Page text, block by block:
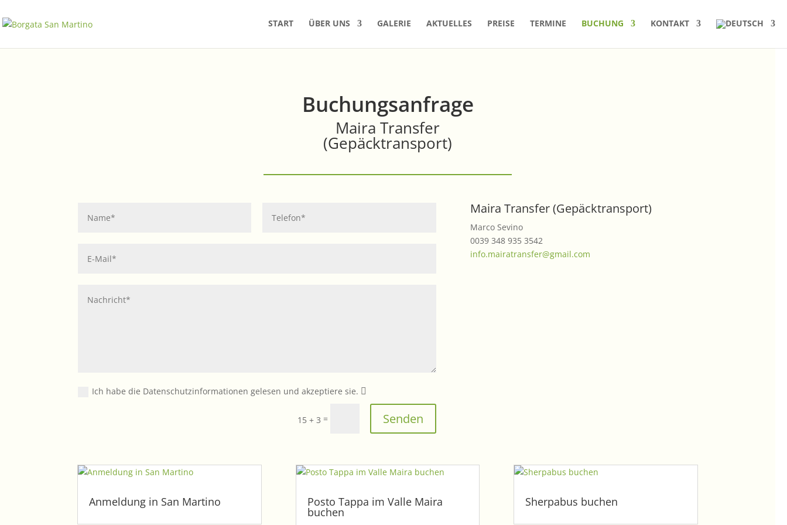
START ÜBER UNS GALERIE AKTUELLES PREISE TERMINE BUCHUNG KONTAKT
Buchungsanfrage
Maira Transfer
(Gepäcktransport)
Ich habe die Datenschutzinformationen gelesen und akzeptiere sie.
15 + 3 = Senden
Maira Transfer (Gepäcktransport)
Marco Sevino
0039 348 935 3542
info.mairatransfer@gmail.com
Anmeldung in San Martino Posto Tappa im Valle Maira
buchen
Sherpabus buchen